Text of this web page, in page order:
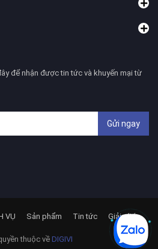
để nhận được tin tức và khuyến mại từ
Gửi ngay
thuộc về DIGIVI
VỤ Sản phẩm Tin tức Giải pháp